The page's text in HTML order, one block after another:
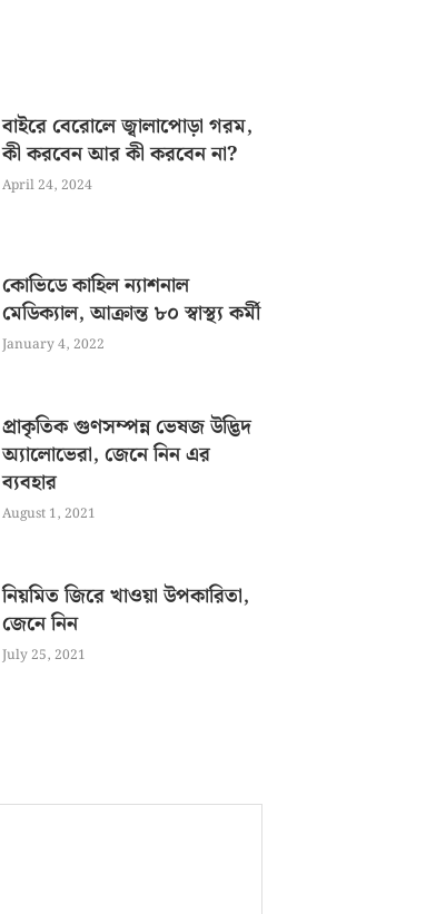
বাইরে বেরোলে জ্বালাপোড়া গরম,
কী করবেন আর কী করবেন না?
April 24, 2024
কোভিডে কাহিল ন্যাশনাল
মেডিক্যাল, আক্রান্ত ৮০ স্বাস্থ্য কর্মী
January 4, 2022
প্রাকৃতিক গুণসম্পন্ন ভেষজ উদ্ভিদ
অ্যালোভেরা, জেনে নিন এর
ব্যবহার
August 1, 2021
নিয়মিত জিরে খাওয়া উপকারিতা,
জেনে নিন
July 25, 2021